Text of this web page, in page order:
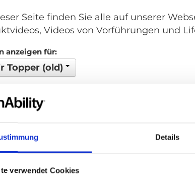
Details
verwendet Cookies
Seite finden Sie alle auf unserer
Videos von Vorführungen und
anzeigen für:
Topper (old)
Zurück 1